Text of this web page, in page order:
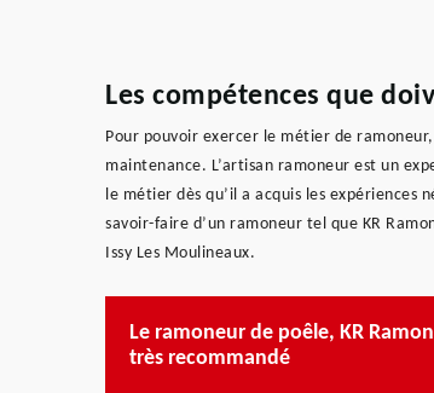
Les compétences que
Pour pouvoir exercer le métier de
maintenance. L’artisan ramoneur est un
le métier dès qu’il a acquis les expériences
savoir-faire d’un ramoneur tel que KR
Issy Les Moulineaux.
Le ramoneur de poêle, KR
très recommandé